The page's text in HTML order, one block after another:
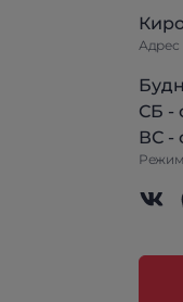
Адрес
СБ -
ВС -